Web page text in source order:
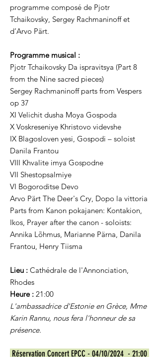
programme composé de Pjotr
Tchaikovsky, Sergey Rachmaninoff et
d’Arvo Pärt.
Programme musical :
Pjotr Tchaikovsky Da ispravitsya (Part 8
from the Nine sacred pieces)
Sergey Rachmaninoff parts from Vespers
op 37
XI Velichit dusha Moya Gospoda
X Voskreseniye Khristovo videvshe
IX Blagosloven yesi, Gospodi – soloist
Danila Frantou
VIII Khvalite imya Gospodne
VII Shestopsalmiye
VI Bogoroditse Devo
Arvo Pärt The Deer's Cry, Dopo la vittoria
Parts from Kanon pokajanen: Kontakion,
Ikos, Prayer after the canon - soloists:
Annika Lõhmus, Marianne Pärna, Danila
Frantou, Henry Tiisma
Lieu : Cathédrale de l'Annonciation,
Rhodes
Heure : 21:00
L'ambassadrice d'Estonie en Grèce, Mme
Karin Rannu, nous fera l'honneur de sa
présence.
Réservation Concert EPCC - 04/10/2024 - 21:00